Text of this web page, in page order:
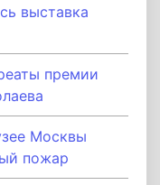
выставка
премии
Москвы
пожар